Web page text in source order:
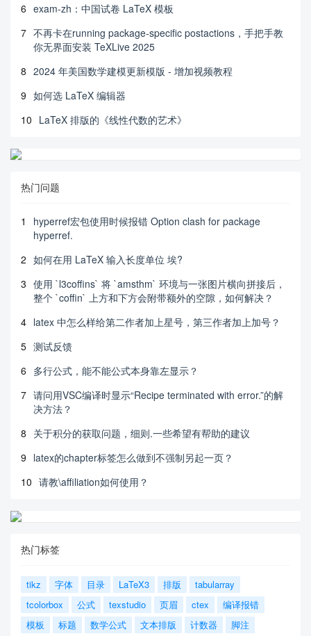
6 exam-zh：中国试卷 LaTeX 模板
7 不再卡在running package-specific postactions，手把手教
你无界面安装 TeXLive 2025
8 2024 年美国数学建模更新模版 - 增加视频教程
9 如何选 LaTeX 编辑器
10 LaTeX 排版的《线性代数的艺术》
热门问题
1
hyperref宏包使用时候报错 Option clash for package
hyperref.
2 如何在用 LaTeX 输入长度单位 埃?
3 使用 `l3coffins` 将 `amsthm` 环境与一张图片横向拼接后，
整个 `coffin` 上方和下方会附带额外的空隙，如何解决？
4 latex 中怎么样给第二作者加上星号，第三作者加上加号？
5 测试反馈
6 多行公式，能不能公式本身靠左显示？
7 请问用VSC编译时显示“Recipe terminated with error.”的解
决方法？
8 关于积分的获取问题，细则.一些希望有帮助的建议
9 latex的chapter标签怎么做到不强制另起一页？
10 请教\affiliation如何使用？
热门标签
tikz 字体 目录 LaTeX3 排版
tabularray
tcolorbox
公式 texstudio 页眉 ctex
编译报错
模板
标题 数学公式 文本排版 计数器
脚注